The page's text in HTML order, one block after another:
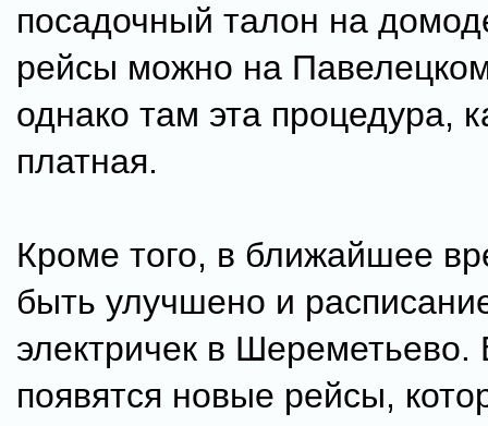
посадочный талон на
рейсы можно на
однако там эта процедура,
платная.
Кроме того, в ближайшее
быть улучшено и
электричек в Шереметьево.
появятся новые рейсы,